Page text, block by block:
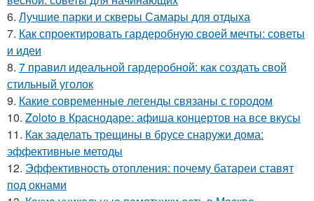
6. Лучшие парки и скверы Самары для отдыха
7. Как спроектировать гардеробную своей мечты: советы
и идеи
8. 7 правил идеальной гардеробной: как создать свой
стильный уголок
9. Какие современные легенды связаны с городом
10. Zoloto в Краснодаре: афиша концертов на все вкусы
11. Как заделать трещины в брусе снаружи дома:
эффективные методы
12. Эффективность отопления: почему батареи ставят
под окнами